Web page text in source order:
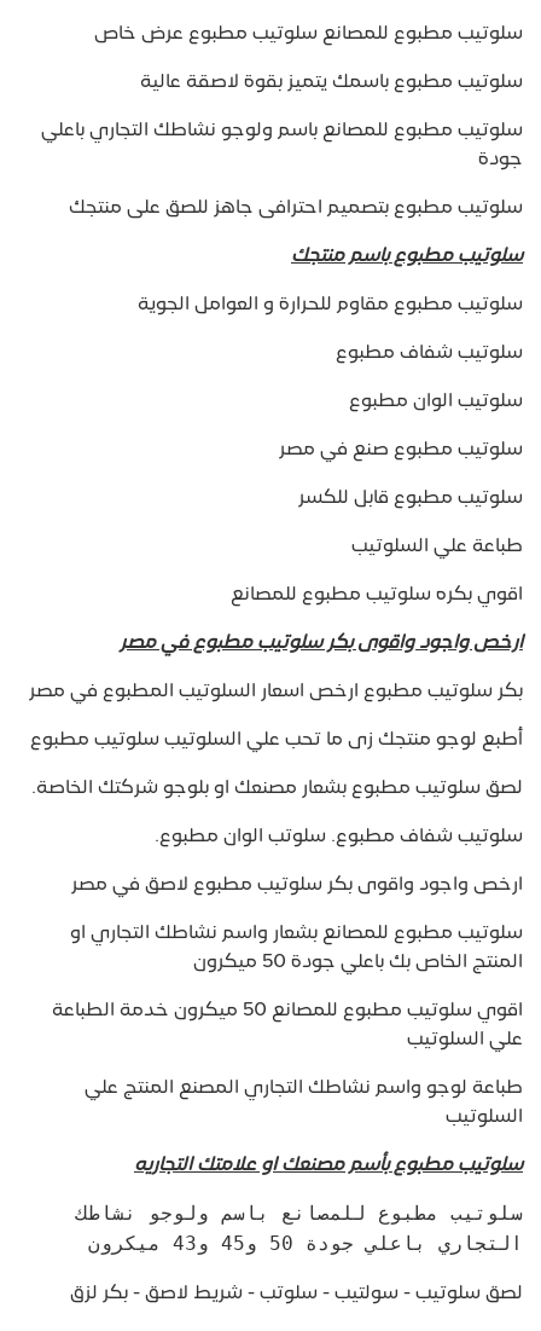
سلوتيب مطبوع للمصانع سلوتيب مطبوع عرض خاص
سلوتيب مطبوع باسمك يتميز بقوة لاصقة عالية
سلوتيب مطبوع للمصانع باسم ولوجو نشاطك التجاري باعلي
جودة
سلوتيب مطبوع بتصميم احترافى جاهز للصق على منتجك
سلوتيب مطبوع باسم منتجك
سلوتيب مطبوع مقاوم للحرارة و العوامل الجوية
سلوتيب شفاف مطبوع
سلوتيب الوان مطبوع
سلوتيب مطبوع صنع في مصر
سلوتيب مطبوع قابل للكسر
طباعة علي السلوتيب
اقوي بكره سلوتيب مطبوع للمصانع
ارخص واجود واقوى بكر سلوتيب مطبوع في مصر
بكر سلوتيب مطبوع ارخص اسعار السلوتيب المطبوع في مصر
أطبع لوجو منتجك زى ما تحب علي السلوتيب سلوتيب مطبوع
لصق سلوتيب مطبوع بشعار مصنعك او بلوجو شركتك الخاصة.
سلوتيب شفاف مطبوع. سلوتب الوان مطبوع.
ارخص واجود واقوى بكر سلوتيب مطبوع لاصق في مصر
سلوتيب مطبوع للمصانع بشعار واسم نشاطك التجاري او
المنتج الخاص بك باعلي جودة 50 ميكرون
اقوي سلوتيب مطبوع للمصانع 50 ميكرون خدمة الطباعة
علي السلوتيب
طباعة لوجو واسم نشاطك التجاري المصنع المنتج علي
السلوتيب
سلوتيب مطبوع بأسم مصنعك او علامتك التجاريه
سلوتيب مطبوع للمصانع باسم ولوجو نشاطك
التجاري باعلي جودة 50 و45 و43 ميكرون
لصق سلوتيب - سولتيب - سلوتب - شريط لاصق - بكر لزق